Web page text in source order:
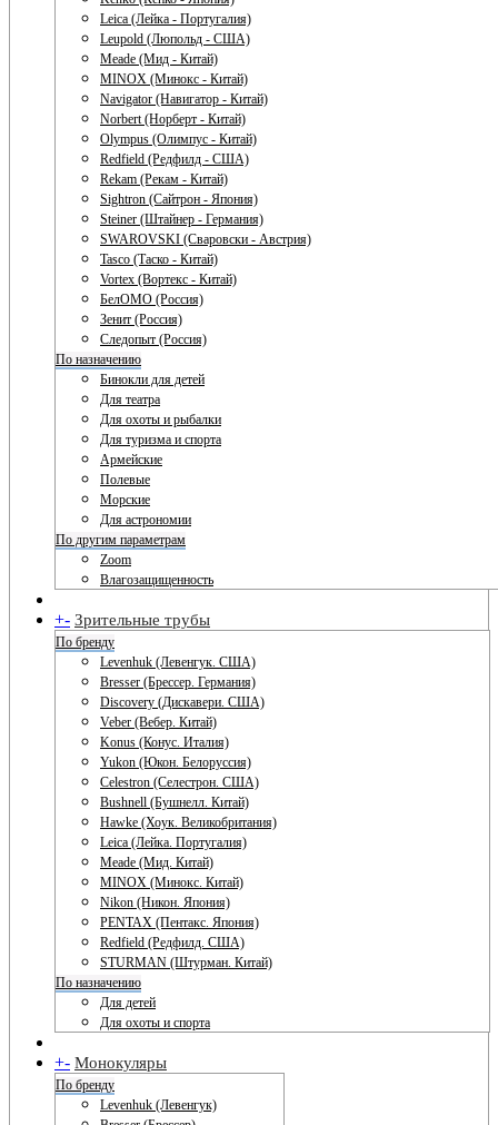
Leica (Лейка - Португалия)
Leupold (Люпольд - США)
Meade (Мид - Китай)
MINOX (Минокс - Китай)
Navigator (Навигатор - Китай)
Norbert (Норберт - Китай)
Olympus (Олимпус - Китай)
Redfield (Редфилд - США)
Rekam (Рекам - Китай)
Sightron (Сайтрон - Япония)
Steiner (Штайнер - Германия)
SWAROVSKI (Сваровски - Австрия)
Tasco (Таско - Китай)
Vortex (Вортекс - Китай)
БелОМО (Россия)
Зенит (Россия)
Следопыт (Россия)
По назначению
Бинокли для детей
Для театра
Для охоты и рыбалки
Для туризма и спорта
Армейские
Полевые
Морские
Для астрономии
По другим параметрам
Zoom
Влагозащищенность
+- Зрительные трубы
По бренду
Levenhuk (Левенгук. США)
Bresser (Брессер. Германия)
Discovery (Дискавери. США)
Veber (Вебер. Китай)
Konus (Конус. Италия)
Yukon (Юкон. Белоруссия)
Celestron (Селестрон. США)
Bushnell (Бушнелл. Китай)
Hawke (Хоук. Великобритания)
Leica (Лейка. Португалия)
Meade (Мид. Китай)
MINOX (Минокс. Китай)
Nikon (Никон. Япония)
PENTAX (Пентакс. Япония)
Redfield (Редфилд. США)
STURMAN (Штурман. Китай)
По назначению
Для детей
Для охоты и спорта
+- Монокуляры
По бренду
Levenhuk (Левенгук)